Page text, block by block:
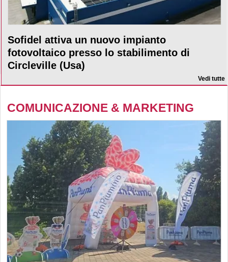
Sofidel attiva un nuovo impianto
fotovoltaico presso lo stabilimento di
Circleville (Usa)
Vedi tutte
COMUNICAZIONE & MARKETING